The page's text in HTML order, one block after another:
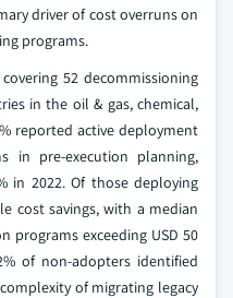
driver of cost overruns on
programs.
52 decommissioning
in the oil & gas, chemical,
reported active deployment
pre-execution planning,
in 2022. Of those deploying
cost savings, with a median
programs exceeding USD 50
of non-adopters identified
of migrating legacy